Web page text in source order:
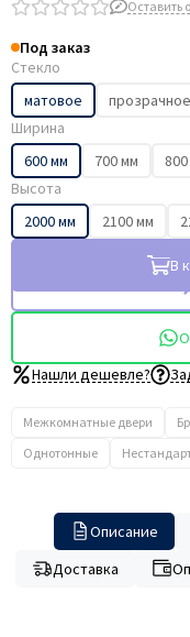
Оставить
Под заказ
Стекло
матовое
прозрачное
Ширина
600 мм
700 мм
Высота
2000 мм
2100 мм
В
Нашли дешевле?
Межкомнатные двери
Однотонные
Описание
Доставка